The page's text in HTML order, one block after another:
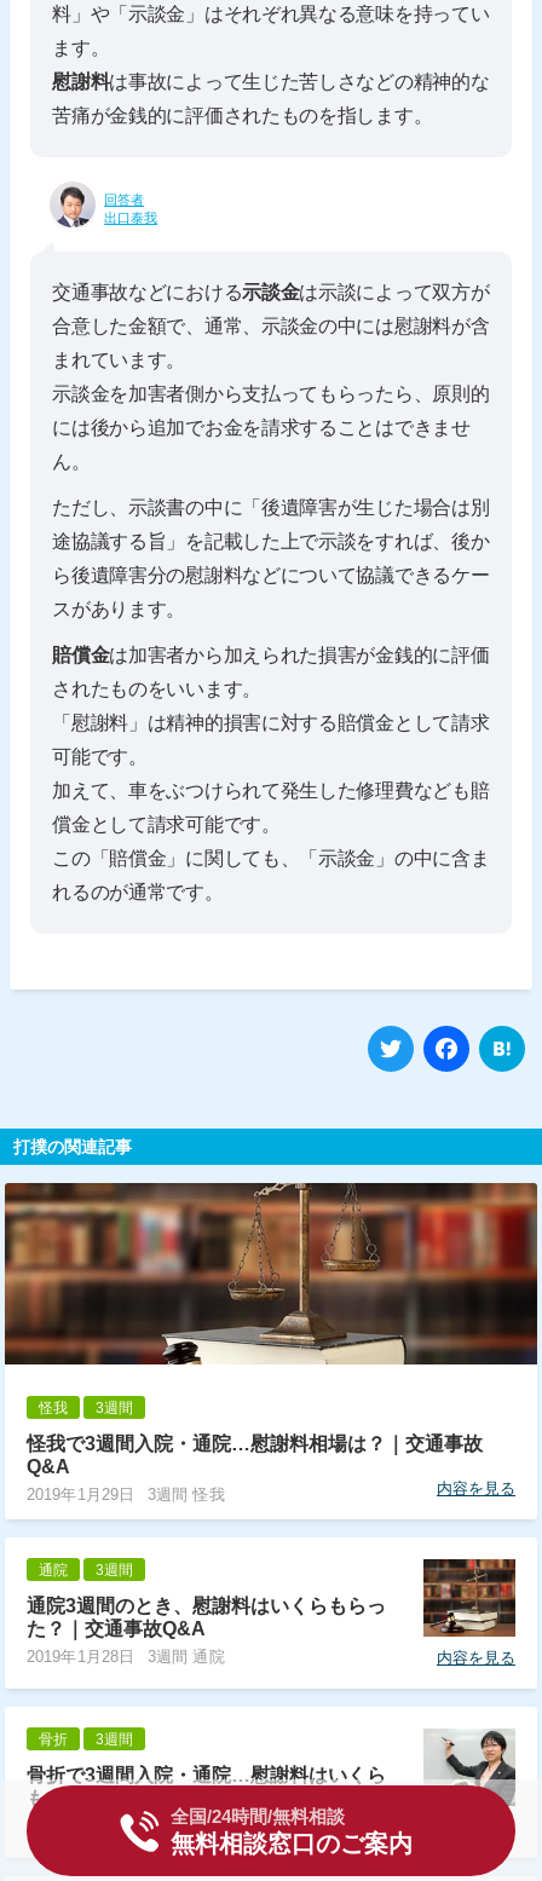
料」や「示談金」はそれぞれ異なる意味を持ってい
ます。
慰謝料は事故によって生じた苦しさなどの精神的な
苦痛が金銭的に評価されたものを指します。
回答者
出口泰我
交通事故などにおける示談金は示談によって双方が
合意した金額で、通常、示談金の中には慰謝料が含
まれています。
示談金を加害者側から支払ってもらったら、原則的
には後から追加でお金を請求することはできませ
ん。
ただし、示談書の中に「後遺障害が生じた場合は別
途協議する旨」を記載した上で示談をすれば、後か
ら後遺障害分の慰謝料などについて協議できるケー
スがあります。
賠償金は加害者から加えられた損害が金銭的に評価
されたものをいいます。
「慰謝料」は精神的損害に対する賠償金として請求
可能です。
加えて、車をぶつけられて発生した修理費なども賠
償金として請求可能です。
この「賠償金」に関しても、「示談金」の中に含ま
れるのが通常です。
Twitter
打撲の関連記事
怪我 3週間
怪我で3週間入院・通院…慰謝料相場は？｜交通事故
Q&A
2019年1月29日 3週間 怪我 内容を見る
通院 3週間
通院3週間のとき、慰謝料はいくらもらっ
た？｜交通事故Q&A
2019年1月28日 3週間 通院 内容を見る
骨折 3週間
骨折で3週間入院・通院…慰謝料はいくら
もらった？｜交通事故Q&A
2019年1月27日 3週間 骨折 内容を見る
全国/24時間/無料相談
無料相談窓口のご案内